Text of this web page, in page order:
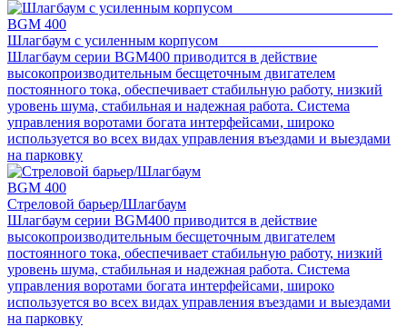
BGM 400
Шлагбаум с усиленным корпусом
Шлагбаум серии BGM400 приводится в действие
высокопроизводительным бесщеточным двигателем
постоянного тока, обеспечивает стабильную работу, низкий
уровень шума, стабильная и надежная работа. Система
управления воротами богата интерфейсами, широко
используется во всех видах управления въездами и выездами
на парковку
BGM 400
Стреловой барьер/Шлагбаум
Шлагбаум серии BGM400 приводится в действие
высокопроизводительным бесщеточным двигателем
постоянного тока, обеспечивает стабильную работу, низкий
уровень шума, стабильная и надежная работа. Система
управления воротами богата интерфейсами, широко
используется во всех видах управления въездами и выездами
на парковку